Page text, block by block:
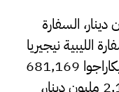
موزمبيق 1,074 مليون دينار، السفارة
السفارة الليبية نيجيريا
1,117 مليون دينار، السفارة الليبية نيكاراجوا 681,169
ألف دينار، السفارة الليبية هولندا 2,132 مليون دينار،